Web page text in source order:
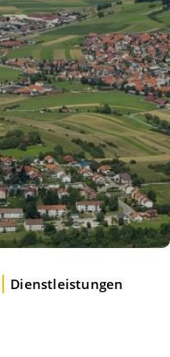
Dienstleistungen